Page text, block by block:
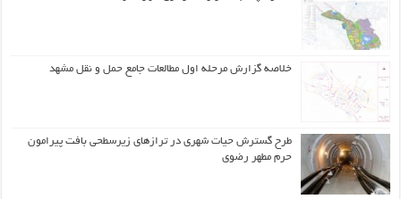
خلاصه گزارش مرحله اول مطالعات جامع حمل و نقل مشهد
طرح گسترش حیات شهري در ترازهاي زیرسطحی بافت پیرامون
حرم مطهر رضوي